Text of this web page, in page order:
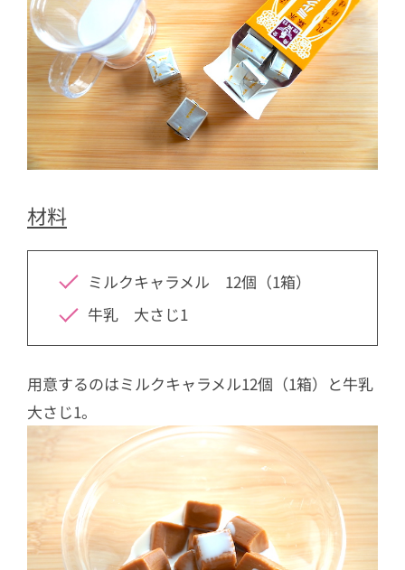
材料
ミルクキャラメル 12個（1箱）
牛乳 大さじ1
用意するのはミルクキャラメル12個（1箱）と牛乳
大さじ1。